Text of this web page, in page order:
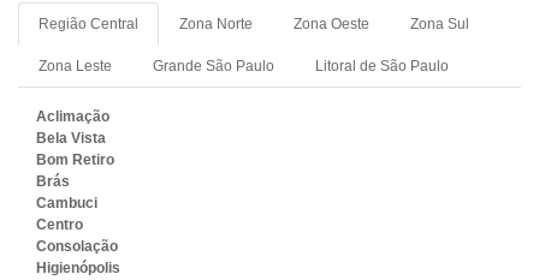
Região Central Zona Norte Zona Oeste Zona Sul
Zona Leste Grande São Paulo Litoral de São Paulo
Aclimação
Bela Vista
Bom Retiro
Brás
Cambuci
Centro
Consolação
Higienópolis